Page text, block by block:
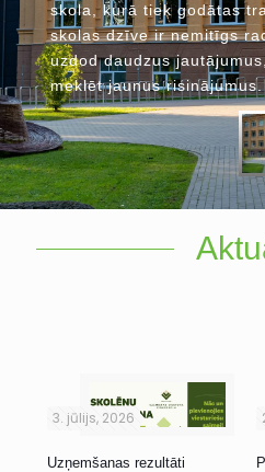
skola , kurā tiek godātas tr
skolas dzīve ir nemitīgs ra
uzdod daudzus jautājumus
meklēt jaunus risinājumus.
3. jūlijs, 2026
Uzņemšanas rezultāti